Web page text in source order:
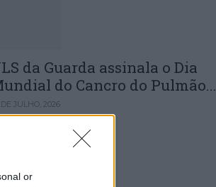
or
da Guarda assinala o Dia
do Cancro do Pulmão...
JULHO, 2026